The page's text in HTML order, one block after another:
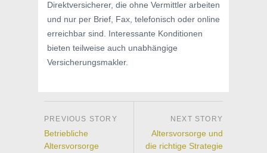
Direktversicherer, die ohne Vermittler arbeiten
und nur per Brief, Fax, telefonisch oder online
erreichbar sind. Interessante Konditionen
bieten teilweise auch unabhängige
Versicherungsmakler.
Betriebliche
Altersvorsorge
Altersvorsorge und
die richtige Strategie